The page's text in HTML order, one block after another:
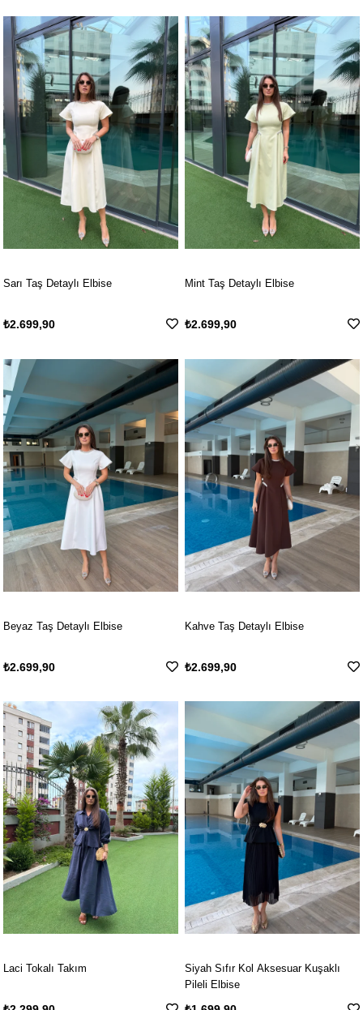
Sarı Taş Detaylı Elbise
₺2.699,90
Mint Taş Detaylı Elbise
₺2.699,90
Beyaz Taş Detaylı Elbise
₺2.699,90
Kahve Taş Detaylı Elbise
₺2.699,90
Laci Tokalı Takım
Siyah Sıfır Kol Aksesuar Kuşaklı
Pileli Elbise